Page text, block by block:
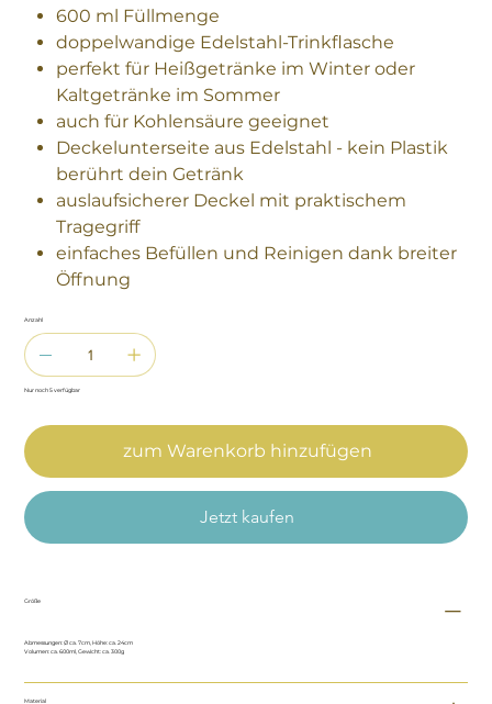
600 ml Füllmenge
doppelwandige Edelstahl-Trinkflasche
perfekt für Heißgetränke im Winter oder
Kaltgetränke im Sommer
auch für Kohlensäure geeignet
Deckelunterseite aus Edelstahl - kein Plastik
berührt dein Getränk
auslaufsicherer Deckel mit praktischem
Tragegriff
einfaches Befüllen und Reinigen dank breiter
Öffnung
Anzahl
Nur noch 5 verfügbar
zum Warenkorb hinzufügen
Jetzt kaufen
Größe
Abmessungen: Ø ca. 7cm, Höhe: ca. 24cm
Volumen: ca. 600ml, Gewicht: ca. 300g
Material